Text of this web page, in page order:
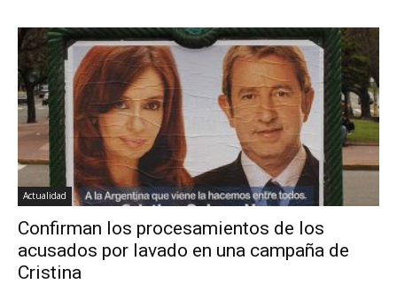
Actualidad
Confirman los procesamientos de los
acusados por lavado en una campaña de
Cristina